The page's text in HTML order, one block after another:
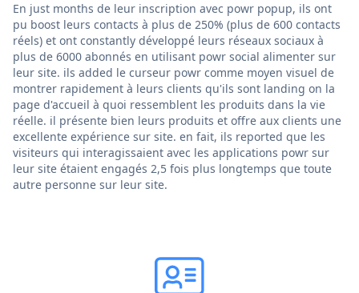
En just months de leur inscription avec powr popup, ils ont
pu boost leurs contacts à plus de 250% (plus de 600 contacts
réels) et ont constantly développé leurs réseaux sociaux à
plus de 6000 abonnés en utilisant powr social alimenter sur
leur site. ils added le curseur powr comme moyen visuel de
montrer rapidement à leurs clients qu'ils sont landing on la
page d'accueil à quoi ressemblent les produits dans la vie
réelle. il présente bien leurs produits et offre aux clients une
excellente expérience sur site. en fait, ils reported que les
visiteurs qui interagissaient avec les applications powr sur
leur site étaient engagés 2,5 fois plus longtemps que toute
autre personne sur leur site.